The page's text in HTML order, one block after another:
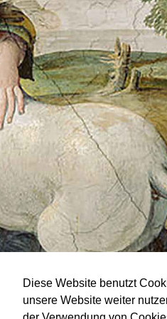
Diese Website benutzt
unsere Website weiter